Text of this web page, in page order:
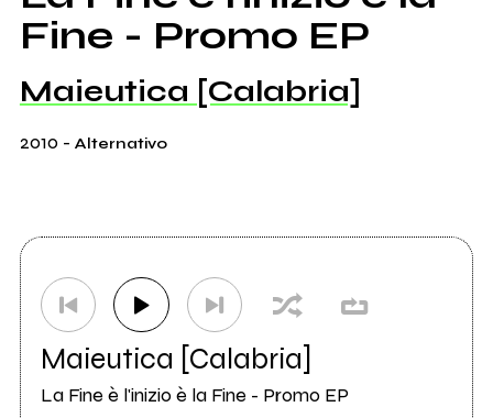
Fine - Promo EP
Maieutica [Calabria]
2010- Alternativo
Maieutica [Calabria]
La Fine è l'inizio è la Fine - Promo EP